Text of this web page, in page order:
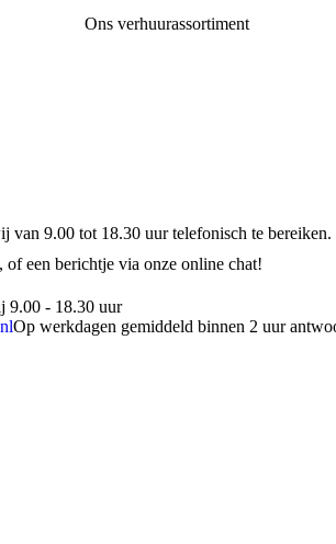
Ons verhuurassortiment
van 9.00 tot 18.30 uur telefonisch te bereiken.
of een berichtje via onze online chat!
9.00 - 18.30 uur
Op werkdagen gemiddeld binnen 2 uur